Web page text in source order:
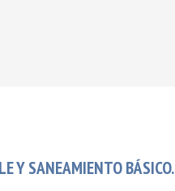
Y SANEAMIENTO BÁSICO.